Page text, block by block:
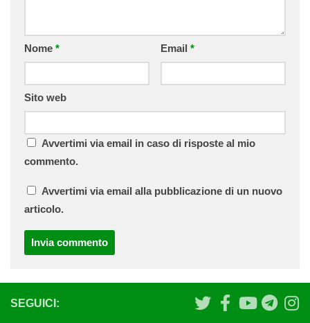
Nome * Email *
Sito web
Avvertimi via email in caso di risposte al mio
commento.
Avvertimi via email alla pubblicazione di un nuovo
articolo.
SEGUICI: